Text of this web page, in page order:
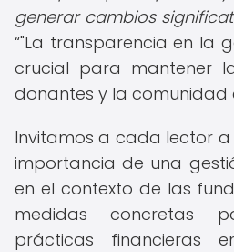
generar cambios
"La transparencia en la
crucial para mantener
donantes y la comunidad
Invitamos a cada lector a
importancia de una
en el contexto de las
medidas concretas
prácticas financieras